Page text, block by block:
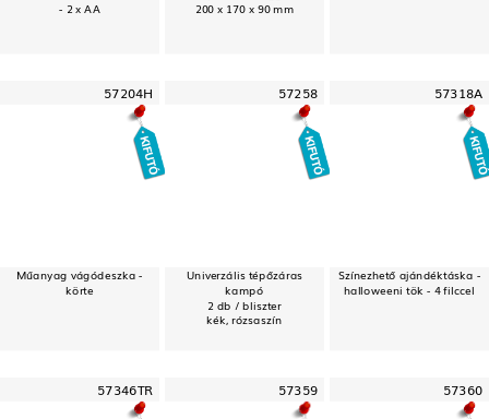
- 2 x AA
200 x 170 x 90 mm
57204H
Műanyag vágódeszka -
körte
57258
Univerzális tépőzáras
kampó
2 db / bliszter
kék, rózsaszín
57318A
Színezhető ajándéktáska -
halloweeni tök - 4 filccel
57346TR 57359 57360